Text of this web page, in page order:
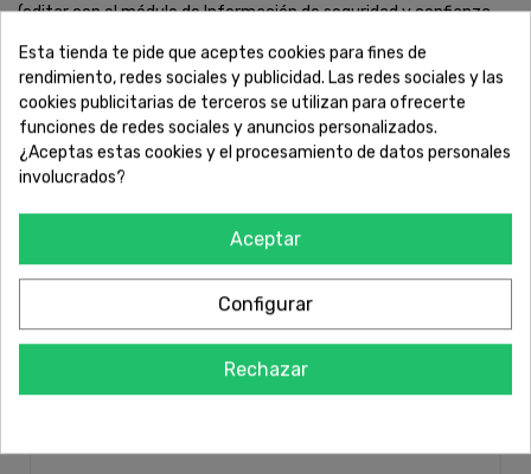
(editar con el módulo de Información de seguridad y confianza
DETALLES DEL PRODUCTO
"DETAILS
Trail
Trail 7 SMU
Esta tienda te pide que aceptes cookies para fines de
rendimiento, redes sociales y publicidad. Las redes sociales y las
cookies publicitarias de terceros se utilizan para ofrecerte
funciones de redes sociales y anuncios personalizados.
¿Aceptas estas cookies y el procesamiento de datos personales
involucrados?
Aceptar
Configurar
Rechazar